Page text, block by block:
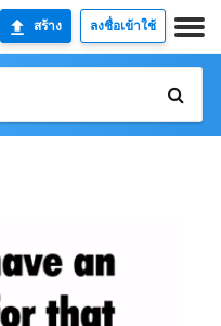
สร้าง ลงชื่อเข้าใช้